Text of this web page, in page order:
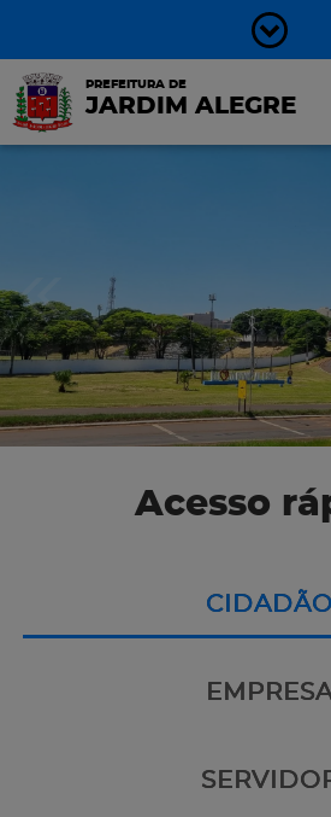
PREFEITURA DE
JARDIM ALEGRE
Acesso
CIDADÃO